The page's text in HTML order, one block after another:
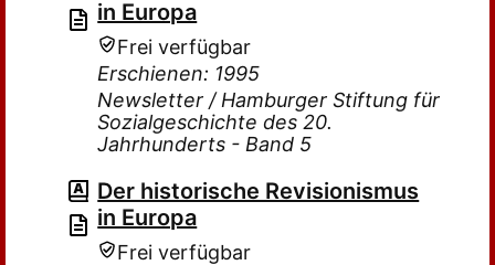
in Europa
Frei verfügbar
Erschienen: 1995
Newsletter / Hamburger Stiftung für
Sozialgeschichte des 20.
Jahrhunderts - Band 5
Der historische Revisionismus
in Europa
Frei verfügbar